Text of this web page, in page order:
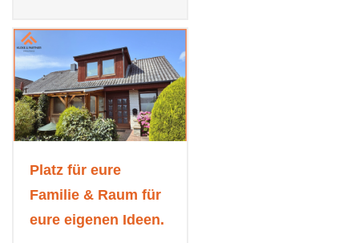
Platz für eure
Familie & Raum für
eure eigenen Ideen.